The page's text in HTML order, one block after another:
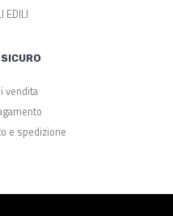
EDILI
vendita
e spedizione